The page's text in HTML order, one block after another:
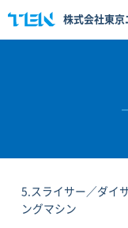
株式会社東
5.スライサー／ダイ
ングマシン